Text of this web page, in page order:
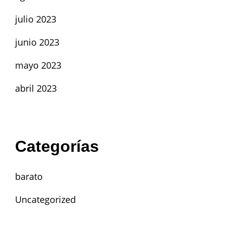
julio 2023
junio 2023
mayo 2023
abril 2023
Categorías
barato
Uncategorized